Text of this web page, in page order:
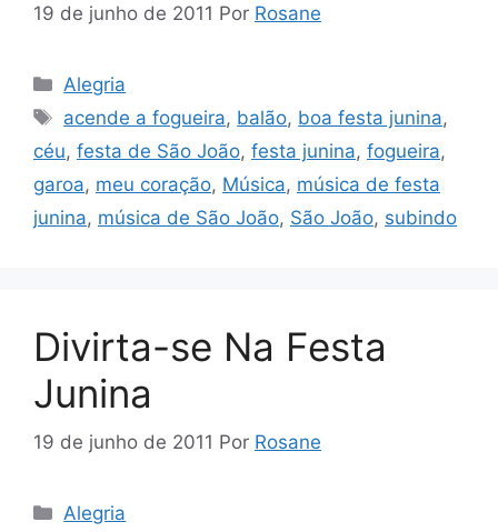
19 de junho de 2011 Por Rosane
Categorias
Alegria
Tags
acende a fogueira, balão, boa festa junina,
céu, festa de São João, festa junina, fogueira,
garoa, meu coração, Música, música de festa
junina, música de São João, São João, subindo
Divirta-se Na Festa
Junina
19 de junho de 2011 Por Rosane
Categorias
Alegria